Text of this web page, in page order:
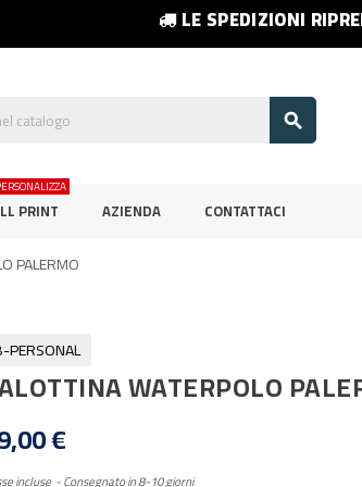
LE SPEDIZIONI

PRINT AZIENDA CONTATTACI
PALERMO
PERSONAL
WATERPOLO
€
incluse Consegnato in 8-10 giorni